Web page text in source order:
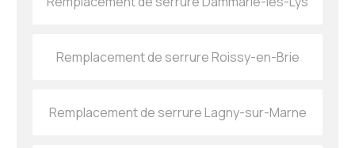
Remplacement de serrure Roissy-en-Brie
Remplacement de serrure Lagny-sur-Marne